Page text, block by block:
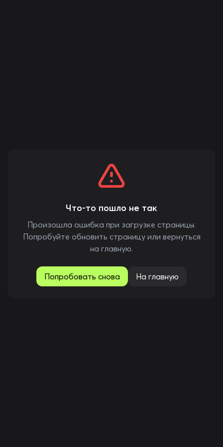
Что-то пошло не так
Произошла ошибка при загрузке страницы.
Попробуйте обновить страницу или вернуться
на главную.
Попробовать снова На главную